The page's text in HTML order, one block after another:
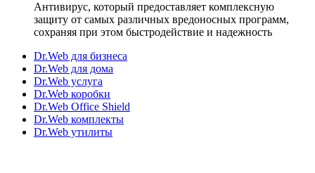
Антивирус, который предоставляет комплексную
защиту от самых различных вредоносных программ,
сохраняя при этом быстродействие и надежность
Dr.Web для бизнеса
Dr.Web для дома
Dr.Web услуга
Dr.Web коробки
Dr.Web Office Shield
Dr.Web комплекты
Dr.Web утилиты